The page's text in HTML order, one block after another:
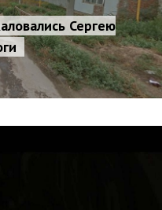
Сергею